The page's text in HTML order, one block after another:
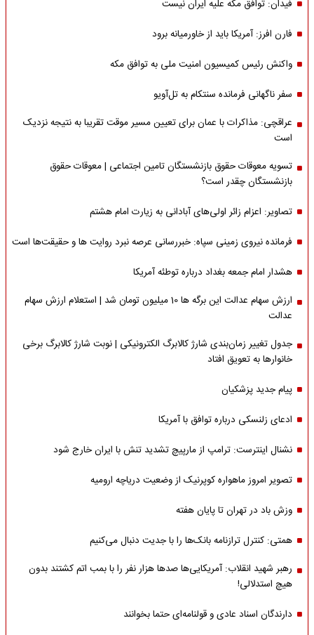
فیدان: توافق مکه علیه ایران نیست
فارن افرز: آمریکا باید از خاورمیانه برود
واکنش رئیس کمیسیون امنیت ملی به توافق مکه
سفر ناگهانی فرمانده سنتکام به تل‌آویو
عراقچی: مذاکرات با عمان برای تعیین مسیر موقت تقریبا به نتیجه نزدیک
است
تسویه معوقات حقوق بازنشستگان تامین اجتماعی | معوقات حقوق
بازنشستگان چقدر است؟
تصاویر: اعزام زائر اولی‌های آبادانی به زیارت امام هشتم
فرمانده نیروی زمینی سپاه: خبررسانی عرصه نبرد روایت ها و حقیقت‌ها است
هشدار امام جمعه بغداد درباره توطئه آمریکا
ارزش سهام عدالت این برگه ها 10 میلیون تومان شد | استعلام ارزش سهام
عدالت
جدول تغییر زمان‌بندی شارژ کالابرگ الکترونیکی | نوبت شارژ کالابرگ برخی
خانوارها به تعویق افتاد
پیام جدید پزشکیان
ادعای زلنسکی درباره توافق با آمریکا
نشنال اینترست: ترامپ از مارپیچ تشدید تنش با ایران خارج شود
تصویر امروز ماهواره کوپرنیک از وضعیت دریاچه ارومیه
وزش باد در تهران تا پایان هفته
همتی: کنترل ترازنامه بانک‌ها را با جدیت دنبال می‌کنیم
رهبر شهید انقلاب: آمریکایی‌ها صدها هزار نفر را با بمب اتم کشتند بدون
هیچ استدلالی!
دارندگان اسناد عادی و قولنامه‌ای حتما بخوانند